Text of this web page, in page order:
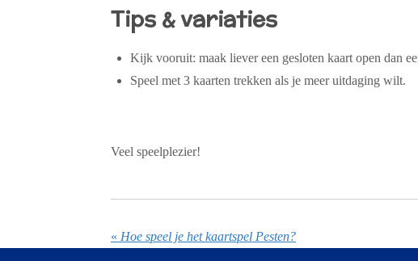
Tips & variaties
Kijk vooruit: maak liever een gesloten kaart open dan
Speel met 3 kaarten trekken als je meer uitdaging wilt.
Veel speelplezier!
« Hoe speel je het kaartspel Pesten?